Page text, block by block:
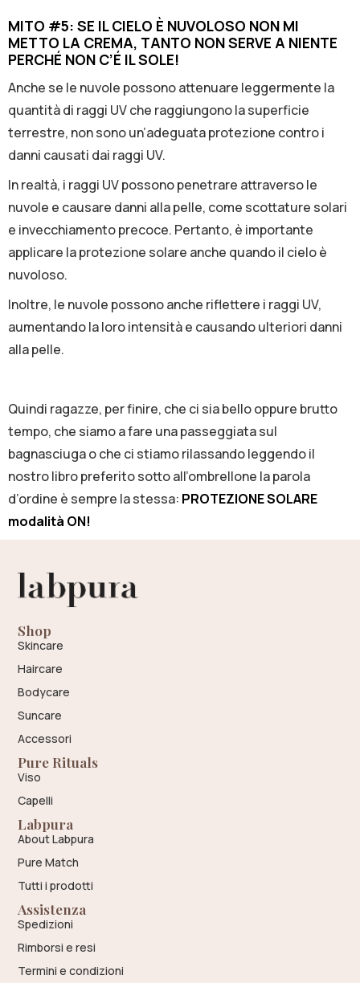
MITO #5: SE IL CIELO È NUVOLOSO NON Ml
METTO LA CREMA, TANTO NON SERVE A NIENTE
PERCHÉ NON C’É IL SOLE!
Anche se le nuvole possono attenuare leggermente la
quantità di raggi UV che raggiungono la superficie
terrestre, non sono un’adeguata protezione contro i
danni causati dai raggi UV.
ln realtà, i raggi UV possono penetrare attraverso le
nuvole e causare danni alla pelle, come scottature solari
e invecchiamento precoce. Pertanto, è importante
applicare la protezione solare anche quando il cielo è
nuvoloso.
Inoltre, le nuvole possono anche riflettere i raggi UV,
aumentando la Ioro intensità e causando ulteriori danni
alla pelle.
Quindi ragazze, per finire, che ci sia bello oppure brutto
tempo, che siamo a fare una passeggiata sul
bagnasciuga o che ci stiamo rilassando leggendo il
nostro libro preferito sotto all’ombrellone la parola
d’ordine è sempre la stessa: PROTEZIONE SOLARE
modalità ON!
Shop
Skincare
Haircare
Bodycare
Suncare
Accessori
Pure Rituals
Viso
Capelli
Labpura
About Labpura
Pure Match
Tutti i prodotti
Assistenza
Spedizioni
Rimborsi e resi
Termini e condizioni